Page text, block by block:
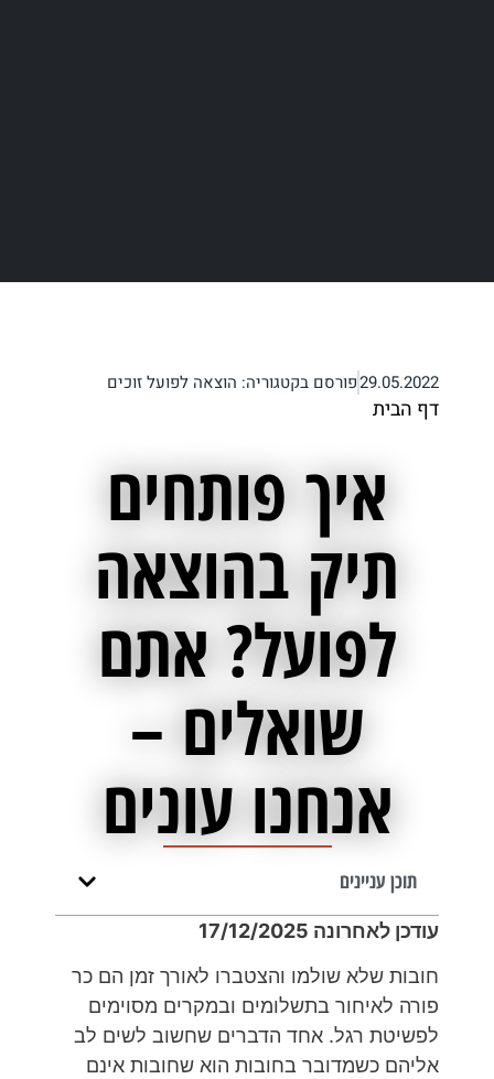
29.05.2022פורסם בקטגוריה: הוצאה לפועל זוכים
דף הבית
איך פותחים
תיק בהוצאה
לפועל? אתם
שואלים –
אנחנו עונים
תוכן עניינים
עודכן לאחרונה 17/12/2025
חובות שלא שולמו והצטברו לאורך זמן הם כר
פורה לאיחור בתשלומים ובמקרים מסוימים
לפשיטת רגל. אחד הדברים שחשוב לשים לב
אליהם כשמדובר בחובות הוא שחובות אינם